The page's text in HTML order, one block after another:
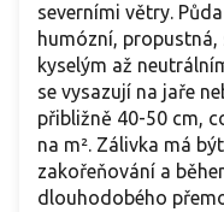
severními větry.
humózní,
kyselým až
se vysazují na jaře
přibližně 40-50 cm,
na m². Zálivka má
zakořeňování a
dlouhodobého